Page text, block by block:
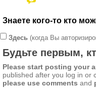
Знаете кого-то кто
Здесь (когда Вы
Будьте первым,
Please start posting your
published after you log in or
please use comments and